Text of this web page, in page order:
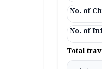
No. of
No. of
Total